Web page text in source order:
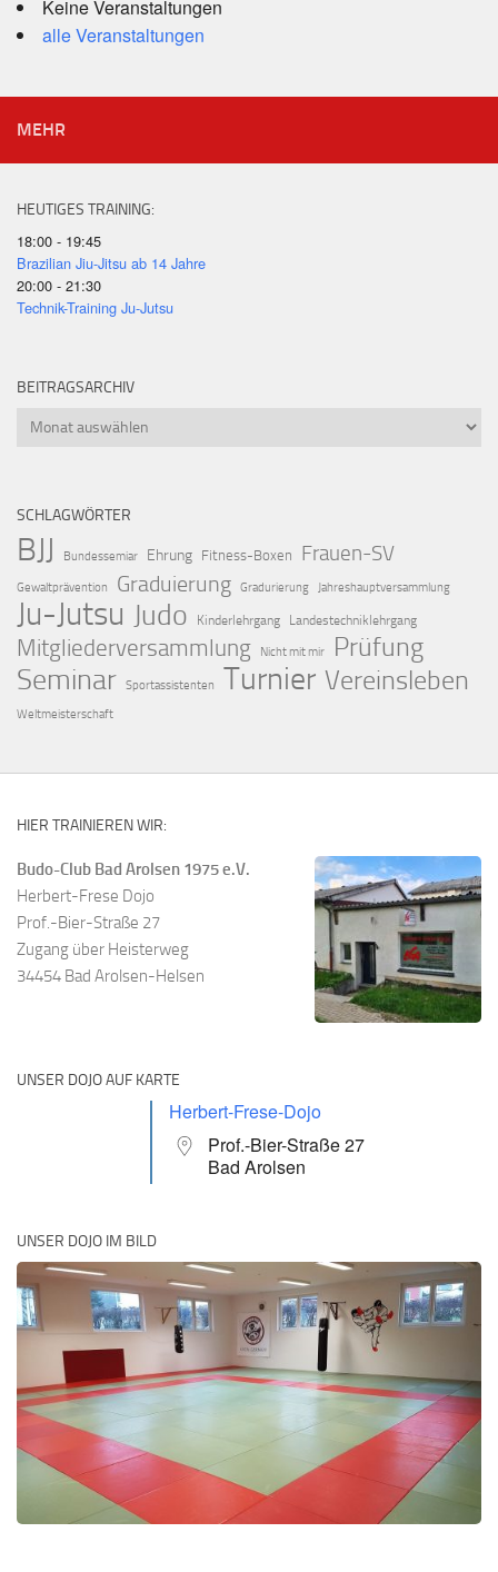
Keine Veranstaltungen
alle Veranstaltungen
MEHR
HEUTIGES TRAINING:
18:00 - 19:45
Brazilian Jiu-Jitsu ab 14 Jahre
20:00 - 21:30
Technik-Training Ju-Jutsu
BEITRAGSARCHIV
Beitragsarchiv
SCHLAGWÖRTER
BJJ Bundessemiar Ehrung Fitness-Boxen Frauen-SV
Gewaltprävention Graduierung Gradurierung Jahreshauptversammlung
Ju-Jutsu Judo Kinderlehrgang Landestechniklehrgang
Mitgliederversammlung Nicht mit mir Prüfung
Seminar Sportassistenten Turnier Vereinsleben
Weltmeisterschaft
HIER TRAINIEREN WIR:
Budo-Club Bad Arolsen 1975 e.V.
Herbert-Frese Dojo
Prof.-Bier-Straße 27
Zugang über Heisterweg
34454 Bad Arolsen-Helsen
UNSER DOJO AUF KARTE
Herbert-Frese-Dojo
Prof.-Bier-Straße 27
Bad Arolsen
UNSER DOJO IM BILD